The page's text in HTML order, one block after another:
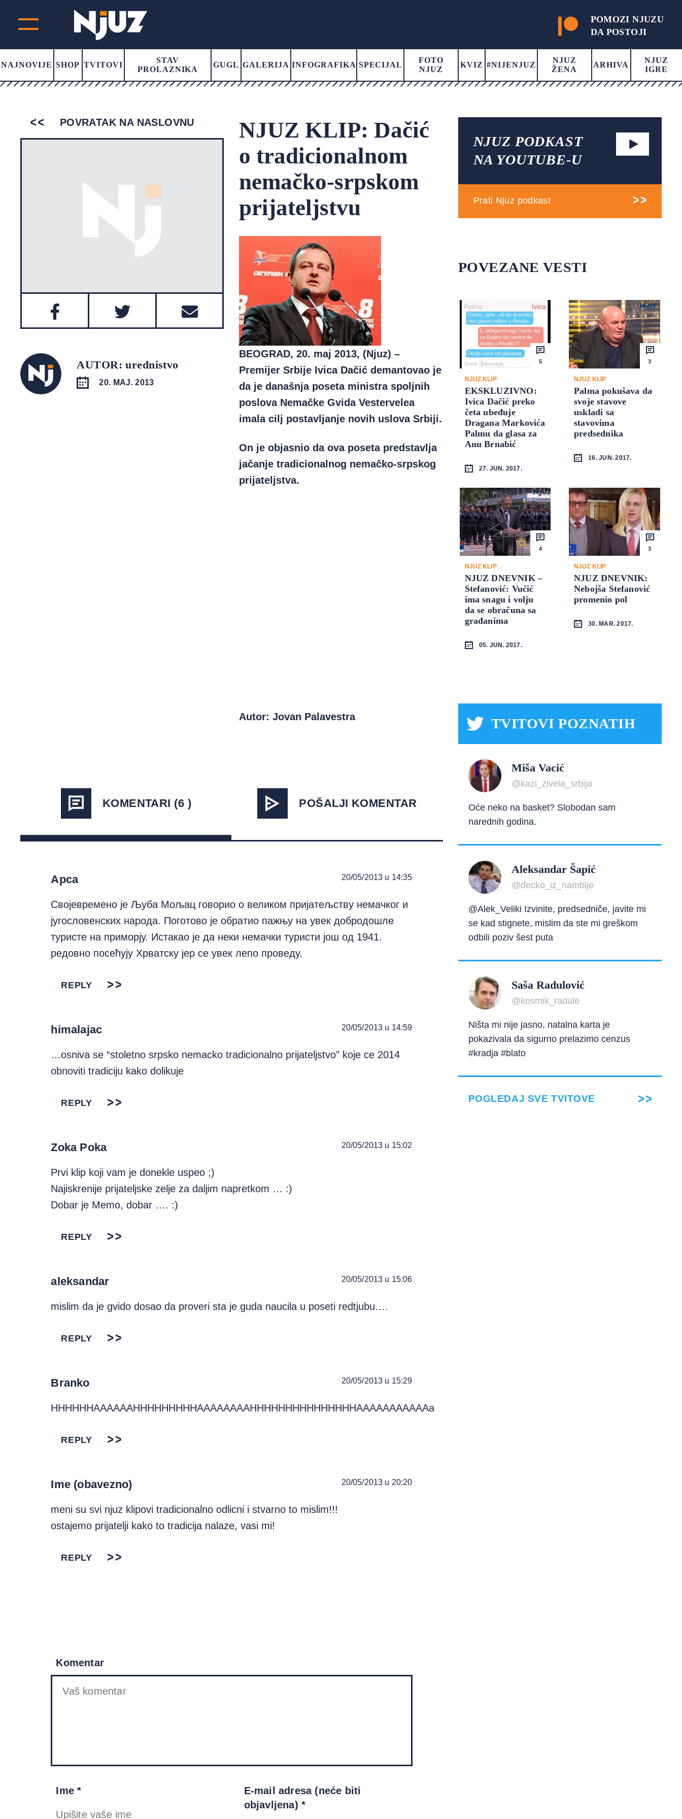
POMOZI NJUZU
DA POSTOJI
NAJNOVIJE SHOP TVITOVI
STAV
PROLAZNIKA
GUGL GALERIJA INFOGRAFIKA SPECIJAL
FOTO
NJUZ
KVIZ #NIJENJUZ
NJUZ
ŽENA
ARHIVA
NJUZ
IGRE
POVRATAK NA NASLOVNU
AUTOR: urednistvo
20. MAJ. 2013
NJUZ KLIP: Dačić
o tradicionalnom
nemačko-srpskom
prijateljstvu
BEOGRAD, 20. maj 2013, (Njuz) –
Premijer Srbije Ivica Dačić demantovao je
da je današnja poseta ministra spoljnih
poslova Nemačke Gvida Vestervelea
imala cilj postavljanje novih uslova Srbiji.
On je objasnio da ova poseta predstavlja
jačanje tradicionalnog nemačko-srpskog
prijateljstva.
Autor: Jovan Palavestra
KOMENTARI (6 ) POŠALJI KOMENTAR
Арса 20/05/2013 u 14:35
Својевремено је Љуба Мољац говорио о великом пријатељству немачког и
југословенских народа. Поготово је обратио пажњу на увек добродошле
туристе на приморју. Истакао је да неки немачки туристи још од 1941.
редовно посећују Хрватску јер се увек лепо проведу.
REPLY
himalajac 20/05/2013 u 14:59
…osniva se “stoletno srpsko nemacko tradicionalno prijateljstvo” koje ce 2014
obnoviti tradiciju kako dolikuje
REPLY
Zoka Poka 20/05/2013 u 15:02
Prvi klip koji vam je donekle uspeo ;)
Najiskrenije prijateljske zelje za daljim napretkom … :)
Dobar je Memo, dobar …. :)
REPLY
aleksandar 20/05/2013 u 15:06
mislim da je gvido dosao da proveri sta je guda naucila u poseti redtjubu….
REPLY
Branko 20/05/2013 u 15:29
HHHHHHAAAAAAHHHHHHHHHAAAAAAAAHHHHHHHHHHHHHHHAAAAAAAAAAAa
REPLY
Ime (obavezno) 20/05/2013 u 20:20
meni su svi njuz klipovi tradicionalno odlicni i stvarno to mislim!!!
ostajemo prijatelji kako to tradicija nalaze, vasi mi!
REPLY
Komentar
Ime *
E-mail adresa (neće biti
objavljena) *
NJUZ PODKAST
NA YOUTUBE-U
Prati Njuz podkast
POVEZANE VESTI
5
NJUZ KLIP
EKSKLUZIVNO:
Ivica Dačić preko
četa ubeđuje
Dragana Markovića
Palmu da glasa za
Anu Brnabić
27. JUN. 2017.
3
NJUZ KLIP
Palma pokušava da
svoje stavove
uskladi sa
stavovima
predsednika
16. JUN. 2017.
4
NJUZ KLIP
NJUZ DNEVNIK –
Stefanović: Vučić
ima snagu i volju
da se obračuna sa
građanima
05. JUN. 2017.
3
NJUZ KLIP
NJUZ DNEVNIK:
Nebojša Stefanović
promenio pol
30. MAR. 2017.
TVITOVI POZNATIH
Miša Vacić
@kazi_zivela_srbija
Oće neko na basket? Slobodan sam
narednih godina.
Aleksandar Šapić
@decko_iz_nambije
@Alek_Veliki Izvinite, predsedniče, javite mi
se kad stignete, mislim da ste mi greškom
odbili poziv šest puta
Saša Radulović
@kosmik_radule
Ništa mi nije jasno, natalna karta je
pokazivala da sigurno prelazimo cenzus
#kradja #blato
POGLEDAJ SVE TVITOVE